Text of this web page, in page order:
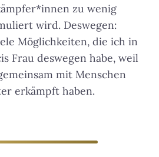
zu wenig
wird. Deswegen:
Möglichkeiten, die ich in
Frau deswegen habe, weil
mit Menschen
erkämpft haben.